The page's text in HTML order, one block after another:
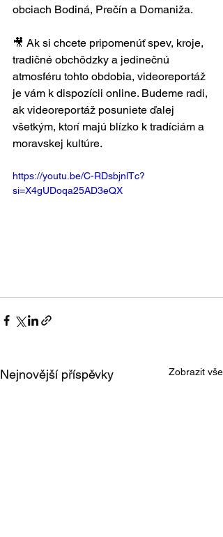
obciach Bodiná, Prečín a Domaniža.
🎥 Ak si chcete pripomenúť spev, kroje,
tradičné obchôdzky a jedinečnú
atmosféru tohto obdobia, videoreportáž
je vám k dispozícii online. Budeme radi,
ak videoreportáž posuniete ďalej
všetkým, ktorí majú blízko k tradíciám a
moravskej kultúre.
https://youtu.be/C-RDsbjnlTc?
si=X4gUDoqa25AD3eQX
Nejnovější příspěvky Zobrazit vše